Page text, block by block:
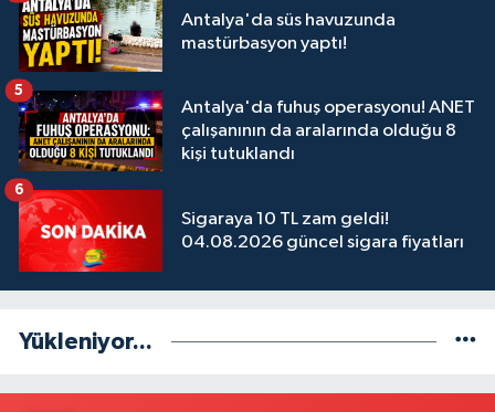
Antalya'da süs havuzunda
mastürbasyon yaptı!
Antalya'da fuhuş operasyonu! ANET
çalışanının da aralarında olduğu 8
kişi tutuklandı
5
Sigaraya 10 TL zam geldi!
04.08.2026 güncel sigara fiyatları
6
Yükleniyor...